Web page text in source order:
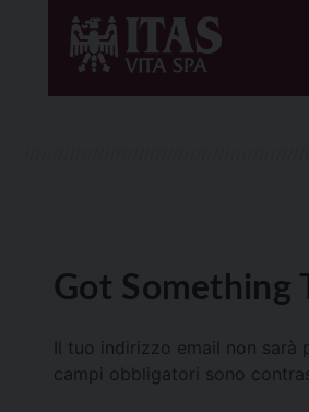
Got Something
Il tuo indirizzo email non sarà
campi obbligatori sono